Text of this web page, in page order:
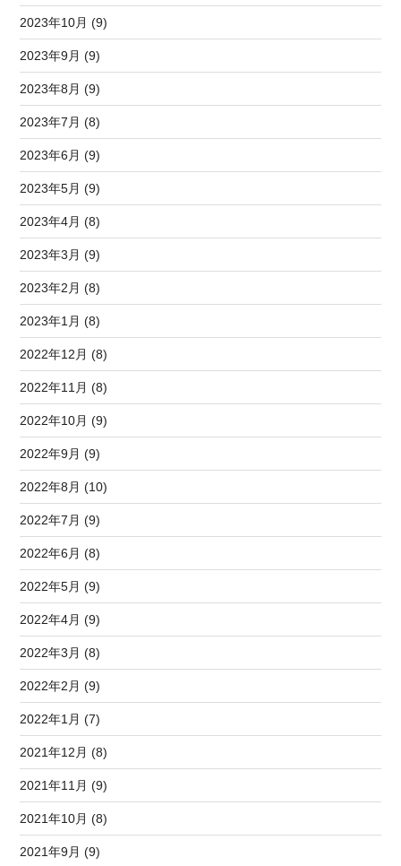
2023年10月 (9)
2023年9月 (9)
2023年8月 (9)
2023年7月 (8)
2023年6月 (9)
2023年5月 (9)
2023年4月 (8)
2023年3月 (9)
2023年2月 (8)
2023年1月 (8)
2022年12月 (8)
2022年11月 (8)
2022年10月 (9)
2022年9月 (9)
2022年8月 (10)
2022年7月 (9)
2022年6月 (8)
2022年5月 (9)
2022年4月 (9)
2022年3月 (8)
2022年2月 (9)
2022年1月 (7)
2021年12月 (8)
2021年11月 (9)
2021年10月 (8)
2021年9月 (9)